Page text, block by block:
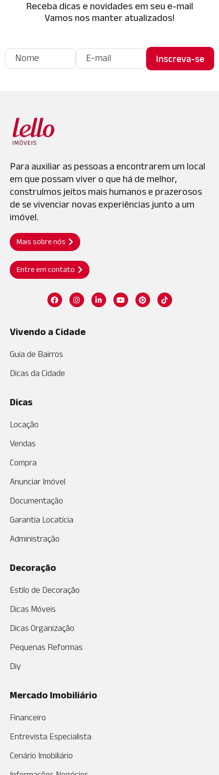
Receba dicas e novidades em seu e-mail
Vamos nos manter atualizados!
Para auxiliar as pessoas a encontrarem um local
em que possam viver o que há de melhor,
construímos jeitos mais humanos e prazerosos
de se vivenciar novas experiências junto a um
imóvel.
Mais sobre nós
Entre em contato
Vivendo a Cidade
Guia de Bairros
Dicas da Cidade
Dicas
Locação
Vendas
Compra
Anunciar Imóvel
Documentação
Garantia Locatícia
Administração
Decoração
Estilo de Decoração
Dicas Móveis
Dicas Organização
Pequenas Reformas
Diy
Mercado Imobiliário
Financeiro
Entrevista Especialista
Cenário Imobiliário